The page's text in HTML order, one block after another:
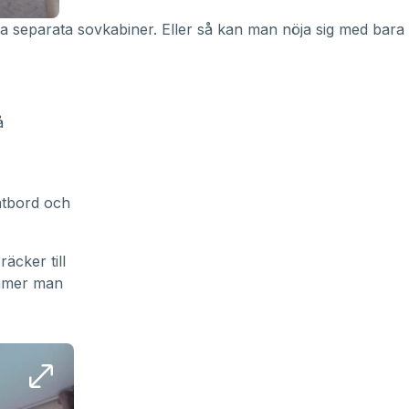
sovkabiner. Eller så kan man nöja sig med bara
och
till
man